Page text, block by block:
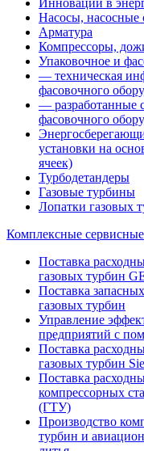
Инновации в
Насосы, насосные
Арматура
Компрессоры,
Упаковочное и
— техническая
фасовочного
— разработанные
фасовочного
установки на
ячеек)
Турбодетандеры
Газовые турбины
Лопатки газовых
Комплексные
Поставка
газовых турбин
Поставка
газовых турбин
Управление
предприятий с
Поставка
газовых турбин
Поставка
компрессорных
(ГТУ)
Производство
турбин и